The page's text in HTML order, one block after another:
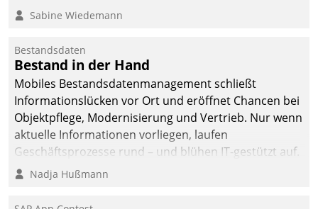
verändern und anzupassen, sonst werden sie an ihr
Sabine Wiedemann
Bestandsdaten
Bestand in der Hand
Mobiles Bestandsdatenmanagement schließt
Informationslücken vor Ort und eröffnet Chancen bei
Objektpflege, Modernisierung und Vertrieb. Nur wenn
aktuelle Informationen vorliegen, laufen
Geschäftsprozesse rund – und blühen IT-gestützt auf.
Nadja Hußmann